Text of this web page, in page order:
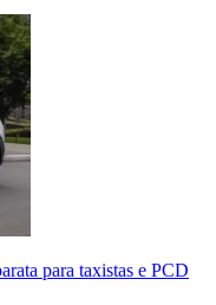
para taxistas e PCD